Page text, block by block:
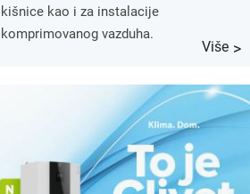
kišnice kao i za instalacije
komprimovanog vazduha.
Više